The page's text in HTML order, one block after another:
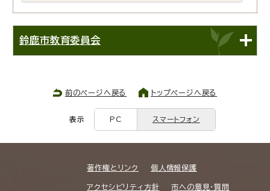
鈴鹿市教育委員会
前のページへ戻る トップページへ戻る
表示 PC スマートフォン
著作権とリンク 個人情報保護
アクセシビリティ方針 市への意見・質問